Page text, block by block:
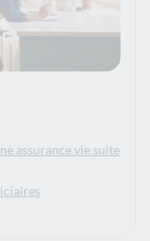
assurance vie suite